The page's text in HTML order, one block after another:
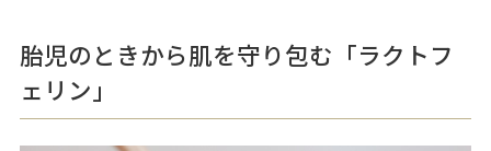
胎児のときから肌を守り包む「ラクトフ
ェリン」